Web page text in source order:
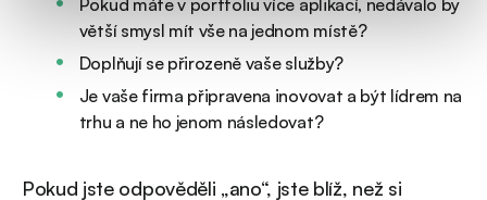
Pokud máte v portfoliu více aplikací, nedávalo by
větší smysl mít vše na jednom místě?
Doplňují se přirozeně vaše služby?
Je vaše firma připravena inovovat a být lídrem na
trhu a ne ho jenom následovat?
Pokud jste odpověděli „ano“, jste blíž, než si